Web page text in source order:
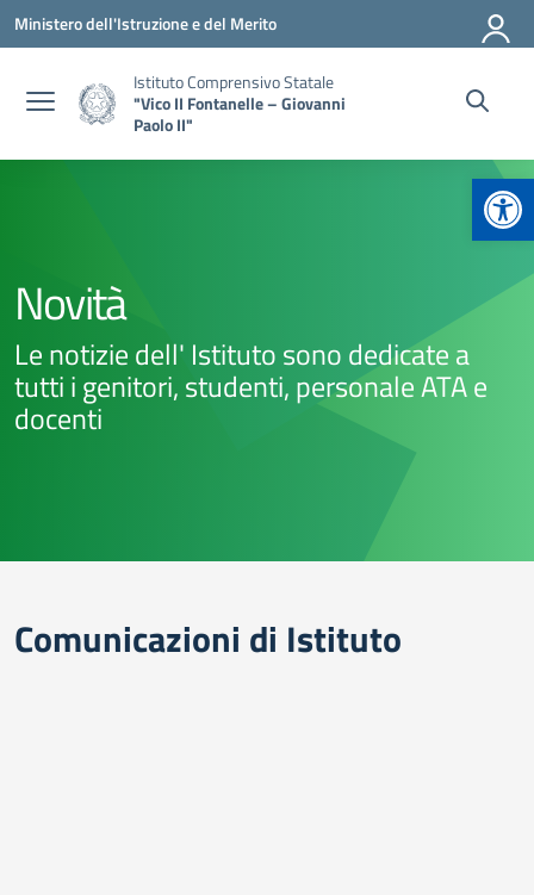
Vai ai contenuti
Vai al menu di navigazione
Vai al footer
Ministero dell'Istruzione e del Merito
Istituto Comprensivo Statale
"Vico II Fontanelle – Giovanni
Paolo II"
Novità
Le notizie dell' Istituto sono dedicate a
tutti i genitori, studenti, personale ATA e
docenti
Comunicazioni di Istituto